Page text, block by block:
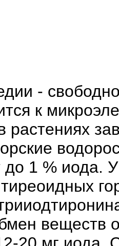
-
к
растениях
1 % иода.
веществ